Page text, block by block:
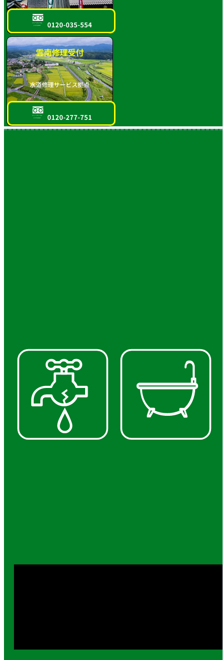
フリーダイヤル
スマホOK!! 0120-035-554
雲南修理受付
水道修理サービス拠点
フリーダイヤル
スマホOK!! 0120-277-751